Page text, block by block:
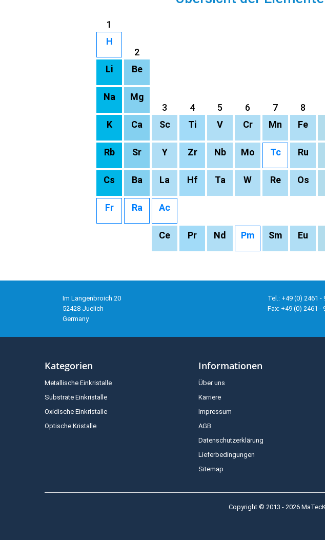
1
H
2
Li Be
Na
Mg
3
4 5 6 7 8
K Ca Sc Ti V Cr Mn Fe
Rb Sr Y Zr Nb Mo Tc Ru
Cs Ba La Hf Ta W Re Os
Fr Ra Ac
Ce Pr Nd Pm Sm Eu
Im Langenbroich 20
52428 Juelich
Germany
Tel.: +49 (0) 2461 -
Fax: +49 (0) 2461 -
Kategorien
Metallische Einkristalle
Substrate Einkristalle
Oxidische Einkristalle
Optische Kristalle
Informationen
Über uns
Karriere
Impressum
AGB
Datenschutzerklärung
Lieferbedingungen
Sitemap
Copyright © 2013 - 2026